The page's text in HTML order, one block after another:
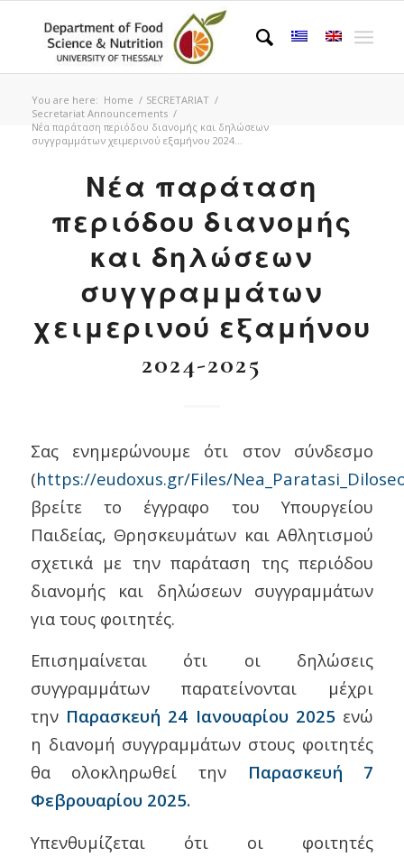
You are here: Home / SECRETARIAT /
Secretariat Announcements /
Νέα παράταση περιόδου διανομής και δηλώσεων
συγγραμμάτων χειμερινού εξαμήνου 2024...
Νέα παράταση
περιόδου διανομής
και δηλώσεων
συγγραμμάτων
χειμερινού εξαμήνου
2024-2025
Σας ενημερώνουμε ότι στον σύνδεσμο
(https://eudoxus.gr/Files/
βρείτε το έγγραφο του Υπουργείου
Παιδείας, Θρησκευμάτων και Αθλητισμού
σχετικά με την παράταση της περιόδου
διανομής και δηλώσεων συγγραμμάτων
για τους φοιτητές.
Επισημαίνεται ότι οι δηλώσεις
συγγραμμάτων παρατείνονται μέχρι
την Παρασκευή 24 Ιανουαρίου 2025 ενώ
η διανομή συγγραμμάτων στους φοιτητές
θα ολοκληρωθεί την Παρασκευή 7
Φεβρουαρίου 2025.
Υπενθυμίζεται ότι οι φοιτητές